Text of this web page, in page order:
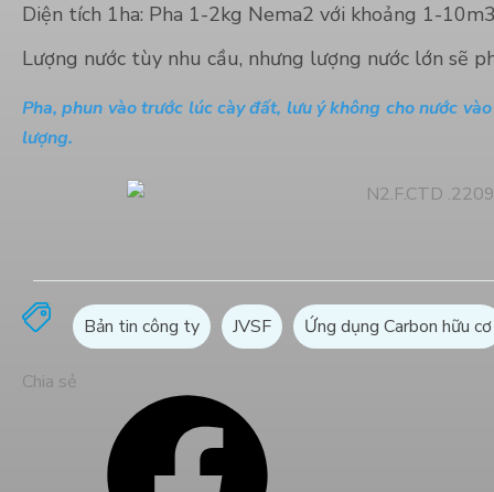
Diện tích 1ha: Pha 1-2kg Nema2 với khoảng 1-
Lượng nước tùy nhu cầu, nhưng lượng nước lớn sẽ
Pha, phun vào trước lúc cày đất, lưu ý không cho nước
lượng.
Bản tin công ty JVSF Ứng dụng Carbon hữu cơ
Chia sẻ
Ninh